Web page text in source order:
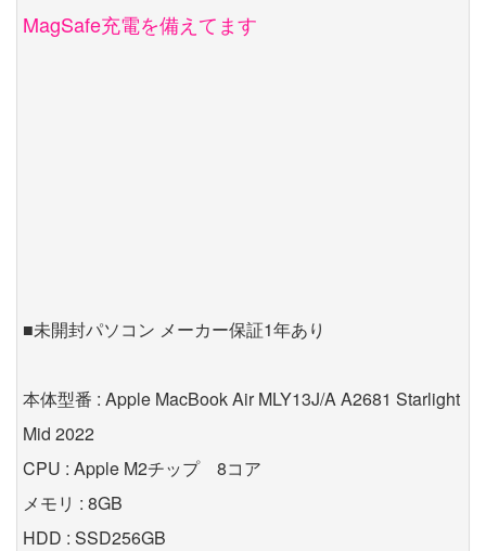
MagSafe充電を備えてます
■未開封パソコン メーカー保証1年あり
本体型番 : Apple MacBook Air MLY13J/A A2681 Starlight
Mid 2022
CPU : Apple M2チップ 8コア
メモリ : 8GB
HDD : SSD256GB